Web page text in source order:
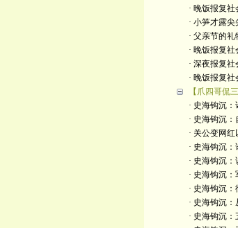
· 晚饭报复
· 小笋才露
· 父亲节的
· 晚饭报复
· 深夜报复
· 晚饭报复
【爪四哥侃三
· 史海钩沉
· 史海钩沉
· 关公变网红
· 史海钩沉
· 史海钩沉
· 史海钩沉
· 史海钩沉
· 史海钩沉
· 史海钩沉